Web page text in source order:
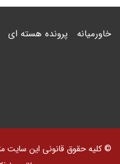
خاورمیانه پرونده هسته ای
© کلیه حقوق قانونی این سایت